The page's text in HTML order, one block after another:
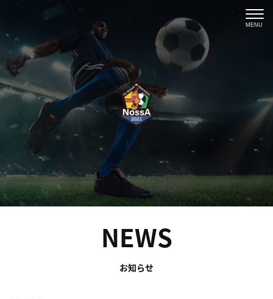
MENU
NEWS
お知らせ